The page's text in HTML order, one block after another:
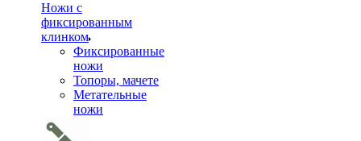
Ножи с
фиксированным
клинком
Фиксированные
ножи
Топоры, мачете
Метательные
ножи